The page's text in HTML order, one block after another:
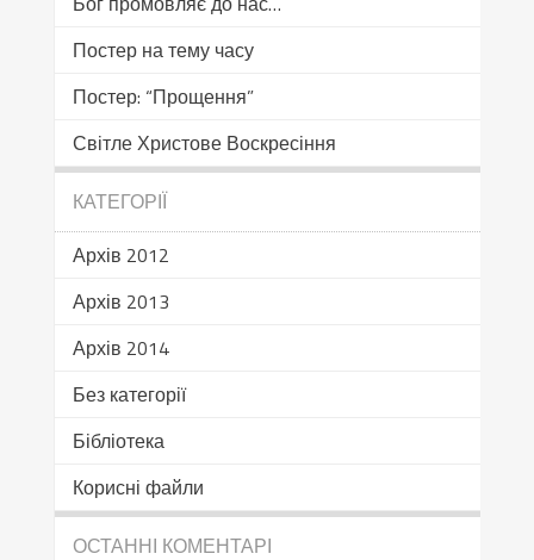
Постер на тему часу
Постер: “Прощення”
Світле Христове Воскресіння
КАТЕГОРІЇ
Архів 2012
Архів 2013
Архів 2014
Без категорії
Бібліотека
Корисні файли
ОСТАННІ КОМЕНТАРІ